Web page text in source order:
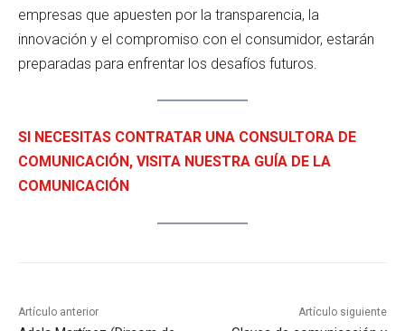
empresas que apuesten por la transparencia, la
innovación y el compromiso con el consumidor, estarán
preparadas para enfrentar los desafíos futuros.
SI NECESITAS CONTRATAR UNA CONSULTORA DE
COMUNICACIÓN, VISITA NUESTRA GUÍA DE LA
COMUNICACIÓN
Artículo anterior Artículo siguiente